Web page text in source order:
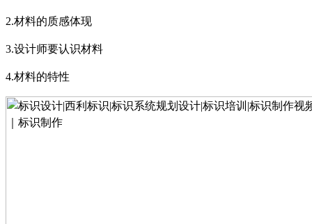
2.材料的质感体现
3.设计师要认识材料
4.材料的特性